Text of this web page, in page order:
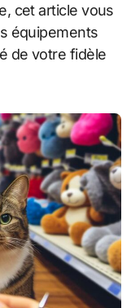
cet article vous
équipements
de votre fidèle